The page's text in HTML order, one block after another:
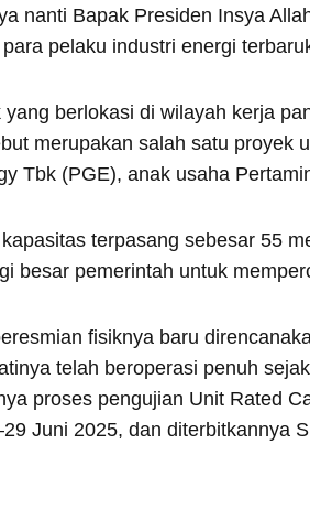
nanti Bapak Presiden Insya
pelaku industri energi
berlokasi di wilayah kerja
merupakan salah satu proyek
Tbk (PGE), anak usaha
terpasang sebesar 55
besar pemerintah untuk
fisiknya baru
telah beroperasi penuh
proses pengujian Unit Rated
Juni 2025, dan diterbitkannya